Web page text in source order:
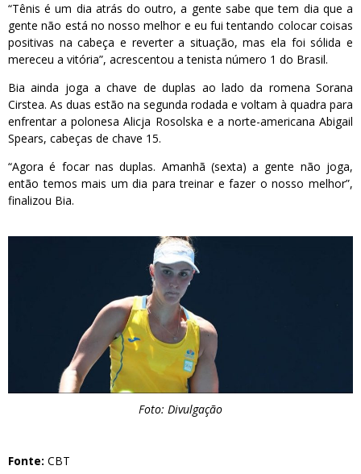
“Tênis é um dia atrás do outro, a gente sabe que tem dia que a
gente não está no nosso melhor e eu fui tentando colocar coisas
positivas na cabeça e reverter a situação, mas ela foi sólida e
mereceu a vitória”, acrescentou a tenista número 1 do Brasil.
Bia ainda joga a chave de duplas ao lado da romena Sorana
Cirstea. As duas estão na segunda rodada e voltam à quadra para
enfrentar a polonesa Alicja Rosolska e a norte-americana Abigail
Spears, cabeças de chave 15.
“Agora é focar nas duplas. Amanhã (sexta) a gente não joga,
então temos mais um dia para treinar e fazer o nosso melhor”,
finalizou Bia.
Foto: Divulgação
Fonte: CBT